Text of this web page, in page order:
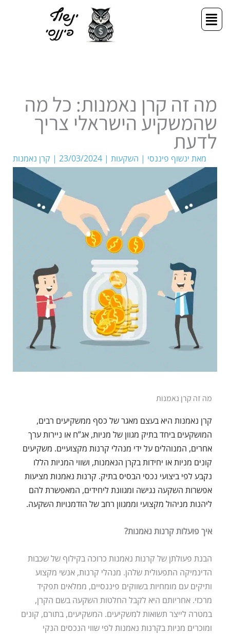
דילוג
לתוכןתפריט
מה זה קרן נאמנות: כל מה
שהמשקיע הישראלי צריך
לדעת
מאת ינשוף פיננסי | השקעות |
23/03/2024
| קרן נאמנות
מה זה קרן נאמנות
קרן נאמנות היא בעצם מאגר של כסף ממשקיעים רבים,
המושקעים ביחד בתיק מגוון של מניות, אג”ח או ניירות ערך
אחרים, המנוהלים על ידי מנהלי קרנות מקצועיים. משקיעים
קונים מניות או יחידות בקרן הנאמנות, ושווי המניות הללו
נקבע לפי ביצועי נכסי הבסיס בתיק. קרנות נאמנות מציעות
אפשרות השקעה נגישה ומגוונת ליחידים, המאפשרת להם
ליהנות מניהול מקצועי וממגוון רחב של הזדמנויות השקעה.
איך פועלות קרנות נאמנות?
הבנת פעולתן של קרנות נאמנות כרוכה בקילוף של שכבות
הדינמיקה התפעולית שלהן. מנהלי קרנות, אנשי מקצוע
ותיקים עם מומחיות בשווקים פיננסיים, ממלאים תפקיד
מרכזי. אחריותם היא לקבל החלטות השקעה בשם הקרן,
במטרה לייצר תשואות למשקיעים. המשקיעים, בתורם, קונים
ומוכרים מניות בקרנות נאמנות לפי שווי הנכסים הנקי